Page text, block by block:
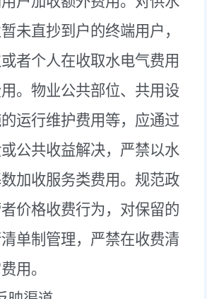
未直抄到户的终端用户，
者个人在收取水电气费用
。物业公共部位、共用设
运行维护费用等，应通过
公共收益解决，严禁以水
加收服务类费用。规范政
价格收费行为，对保留的
单制管理，严禁在收费清
用。